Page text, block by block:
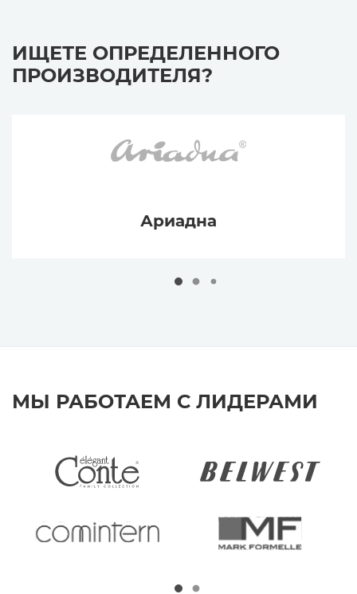
ИЩЕТЕ ОПРЕДЕЛЕННОГО
ПРОИЗВОДИТЕЛЯ?
Ариадна
МЫ РАБОТАЕМ С ЛИДЕРАМИ